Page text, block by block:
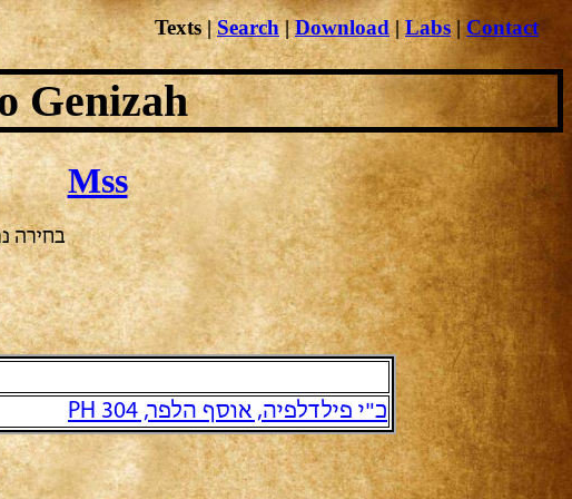
Genizah
Mss
בחירה
כ"י פילדלפיה, אוסף הלפר, PH 304
Texts|Search|Download|Labs | Contact